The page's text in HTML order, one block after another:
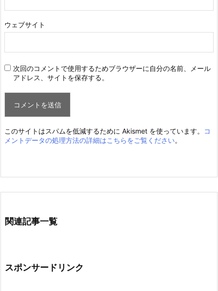
ウェブサイト
次回のコメントで使用するためブラウザーに自分の名前、メール
アドレス、サイトを保存する。
このサイトはスパムを低減するために Akismet を使っています。
コ
メントデータの処理方法の詳細はこちらをご覧ください。
関連記事一覧
スポンサードリンク